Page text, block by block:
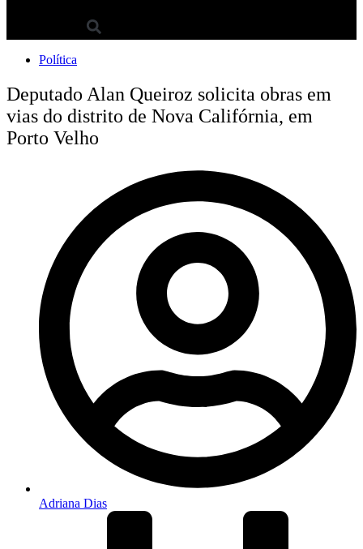
Política
Deputado Alan Queiroz solicita obras em
vias do distrito de Nova Califórnia, em
Porto Velho
Adriana Dias